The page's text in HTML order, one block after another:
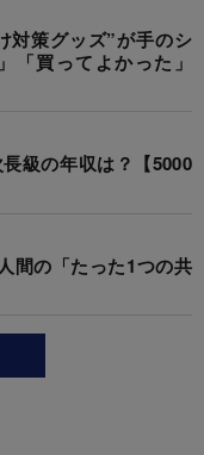
対策グッズ”が手のシ
「買ってよかった」
級の年収は？【5000
間の「たった1つの共